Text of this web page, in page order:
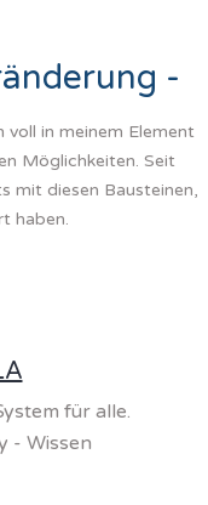
-
voll in meinem Element
Möglichkeiten. Seit
mit diesen Bausteinen,
haben.
für alle.
- Wissen